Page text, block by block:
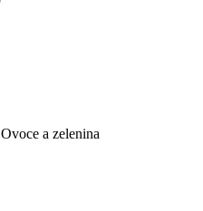
Ovoce a zelenina